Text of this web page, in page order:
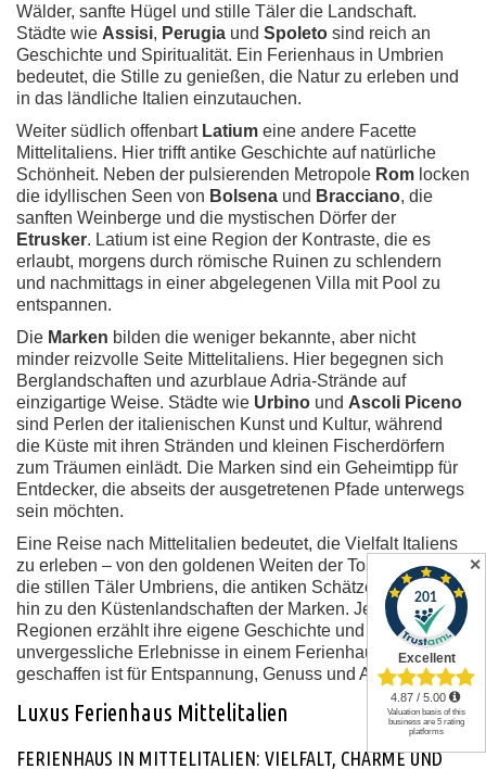
Wälder, sanfte Hügel und stille Täler die Landschaft.
Städte wie Assisi, Perugia und Spoleto sind reich an
Geschichte und Spiritualität. Ein Ferienhaus in Umbrien
bedeutet, die Stille zu genießen, die Natur zu erleben und
in das ländliche Italien einzutauchen.
Weiter südlich offenbart Latium eine andere Facette
Mittelitaliens. Hier trifft antike Geschichte auf natürliche
Schönheit. Neben der pulsierenden Metropole Rom locken
die idyllischen Seen von Bolsena und Bracciano, die
sanften Weinberge und die mystischen Dörfer der
Etrusker. Latium ist eine Region der Kontraste, die es
erlaubt, morgens durch römische Ruinen zu schlendern
und nachmittags in einer abgelegenen Villa mit Pool zu
entspannen.
Die Marken bilden die weniger bekannte, aber nicht
minder reizvolle Seite Mittelitaliens. Hier begegnen sich
Berglandschaften und azurblaue Adria-Strände auf
einzigartige Weise. Städte wie Urbino und Ascoli Piceno
sind Perlen der italienischen Kunst und Kultur, während
die Küste mit ihren Stränden und kleinen Fischerdörfern
zum Träumen einlädt. Die Marken sind ein Geheimtipp für
Entdecker, die abseits der ausgetretenen Pfade unterwegs
sein möchten.
Eine Reise nach Mittelitalien bedeutet, die Vielfalt Italiens
zu erleben – von den goldenen Weiten der Toskana über
die stillen Täler Umbriens, die antiken Schätze Latiums bis
hin zu den Küstenlandschaften der Marken. Jede dieser
Regionen erzählt ihre eigene Geschichte und verspricht
unvergessliche Erlebnisse in einem Ferienhaus, das wie
geschaffen ist für Entspannung, Genuss und Abenteuer.
Luxus Ferienhaus Mittelitalien
FERIENHAUS IN MITTELITALIEN: VIELFALT, CHARME UND
✕